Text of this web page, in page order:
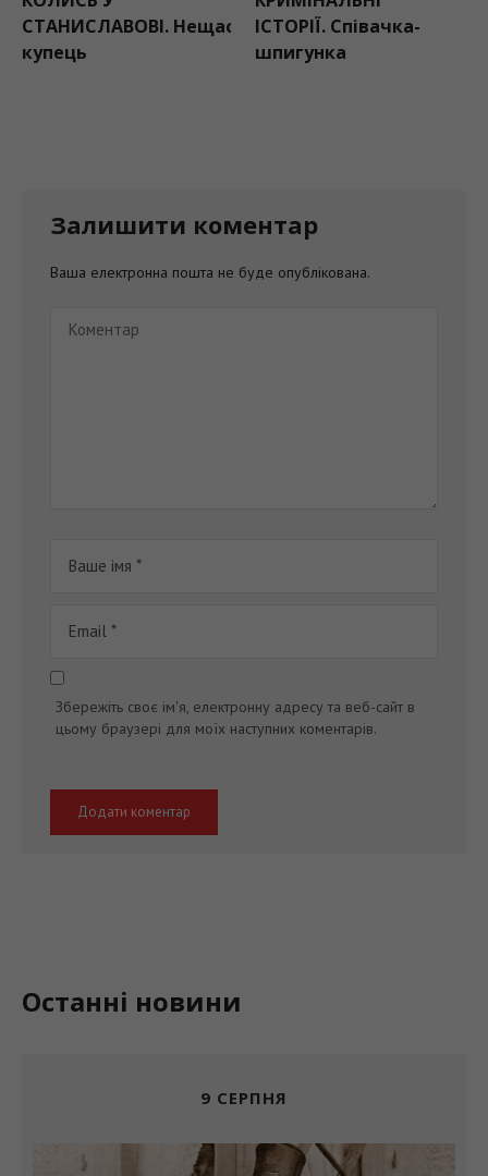
СТАНИСЛАВОВІ. Нещасливий
купець
ІСТОРІЇ. Співачка-
шпигунка
Залишити коментар
Ваша електронна пошта не буде опублікована.
Збережіть своє ім'я, електронну адресу та веб-сайт в
цьому браузері для моїх наступних коментарів.
Останні новини
9 СЕРПНЯ